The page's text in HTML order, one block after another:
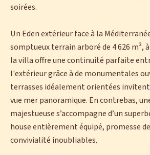
soirées.
Un Eden extérieur face à la
somptueux terrain arboré de 4 626 m²,
la villa offre une continuité parfaite
l'extérieur grâce à de monumentales
terrasses idéalement orientées
vue mer panoramique. En contrebas,
majestueuse s’accompagne d’un
house entièrement équipé, promesse
convivialité inoubliables.